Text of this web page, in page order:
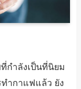
กำลังเป็นที่นิยม
ำกาแฟแล้ว ยัง